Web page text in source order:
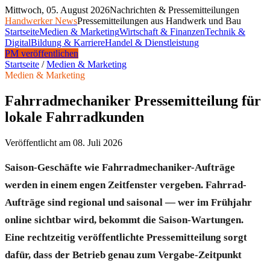
Mittwoch, 05. August 2026Nachrichten & Pressemitteilungen
Handwerker NewsPressemitteilungen aus Handwerk und Bau
StartseiteMedien & MarketingWirtschaft & FinanzenTechnik &
DigitalBildung & KarriereHandel & Dienstleistung
PM veröffentlichen
Startseite /Medien & Marketing
Medien & Marketing
Fahrradmechaniker Pressemitteilung für
lokale Fahrradkunden
Veröffentlicht am 08. Juli 2026
Saison-Geschäfte wie Fahrradmechaniker-Aufträge
werden in einem engen Zeitfenster vergeben. Fahrrad-
Aufträge sind regional und saisonal — wer im Frühjahr
online sichtbar wird, bekommt die Saison-Wartungen.
Eine rechtzeitig veröffentlichte Pressemitteilung sorgt
dafür, dass der Betrieb genau zum Vergabe-Zeitpunkt